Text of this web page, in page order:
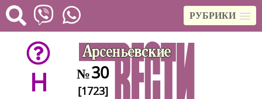
РУБРИКИ
H №30
[1723]